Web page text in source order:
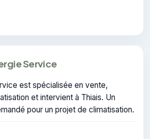
Service
est spécialisée en vente,
et intervient à Thiais. Un
pour un projet de climatisation.